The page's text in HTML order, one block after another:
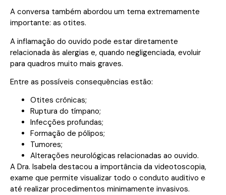
A conversa também abordou um tema extremamente
importante: as otites.
A inflamação do ouvido pode estar diretamente
relacionada às alergias e, quando negligenciada, evoluir
para quadros muito mais graves.
Entre as possíveis consequências estão:
Otites crônicas;
Ruptura do tímpano;
Infecções profundas;
Formação de pólipos;
Tumores;
Alterações neurológicas relacionadas ao ouvido.
A Dra. Isabela destacou a importância da videotoscopia,
exame que permite visualizar todo o conduto auditivo e
até realizar procedimentos minimamente invasivos.